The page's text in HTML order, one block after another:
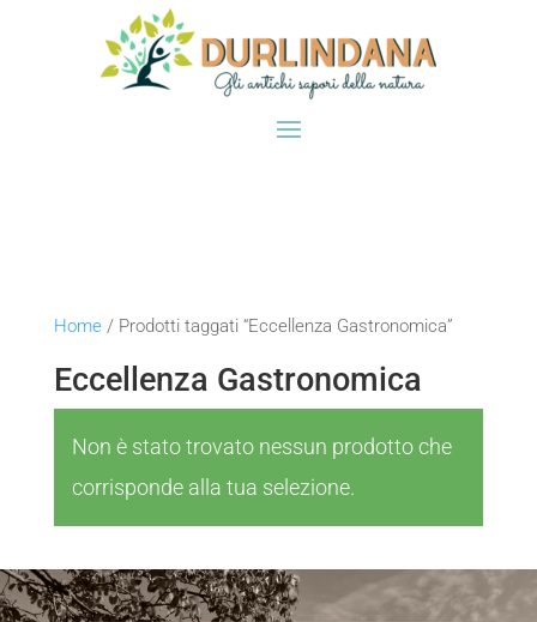
Home/ Prodotti taggati “Eccellenza Gastronomica”
Eccellenza Gastronomica
Non è stato trovato nessun prodotto che
corrisponde alla tua selezione.